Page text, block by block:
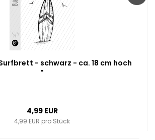
- schwarz - ca. 18 cm hoch
"
4,99 EUR
4,99 EUR pro Stück